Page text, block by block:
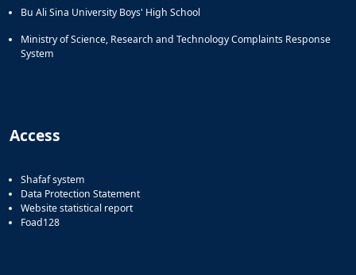
Bu Ali Sina University Boys' High School
Ministry of Science, Research and Technology Complaints Response
System
Access
Shafaf system
Data Protection Statement
Website statistical report
Foad128